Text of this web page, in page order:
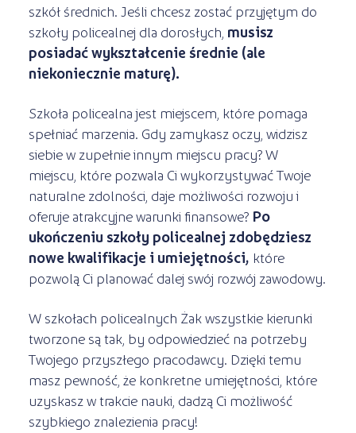
szkół średnich. Jeśli chcesz zostać przyjętym do
szkoły policealnej dla dorosłych, musisz
posiadać wykształcenie średnie (ale
niekoniecznie maturę).
Szkoła policealna jest miejscem, które pomaga
spełniać marzenia. Gdy zamykasz oczy, widzisz
siebie w zupełnie innym miejscu pracy? W
miejscu, które pozwala Ci wykorzystywać Twoje
naturalne zdolności, daje możliwości rozwoju i
oferuje atrakcyjne warunki finansowe? Po
ukończeniu szkoły policealnej zdobędziesz
nowe kwalifikacje i umiejętności, które
pozwolą Ci planować dalej swój rozwój zawodowy.
W szkołach policealnych Żak wszystkie kierunki
tworzone są tak, by odpowiedzieć na potrzeby
Twojego przyszłego pracodawcy. Dzięki temu
masz pewność, że konkretne umiejętności, które
uzyskasz w trakcie nauki, dadzą Ci możliwość
szybkiego znalezienia pracy!